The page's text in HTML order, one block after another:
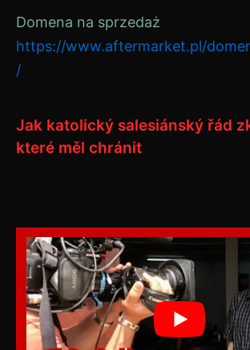
Domena na sprzedaż
https://www.aftermarket.pl/
/
Jak katolický salesiánský řád
které měl chránit